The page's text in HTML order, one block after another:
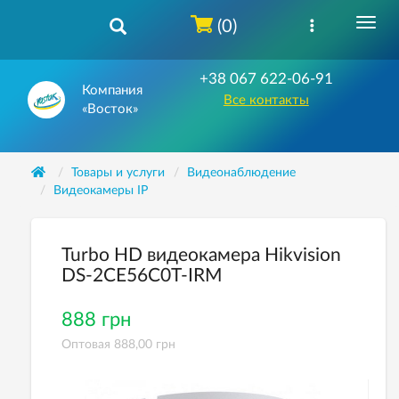
Компания
«Восток»
+38 067 622-06-91
Все контакты
(0)
Товары и услуги
Видеонаблюдение
Видеокамеры IP
Turbo HD видеокамера Hikvision
DS-2CE56C0T-IRM
888 грн
Оптовая 888,00 грн